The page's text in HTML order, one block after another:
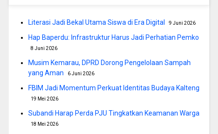
Literasi Jadi Bekal Utama Siswa di Era Digital 9 Juni 2026
Hap Baperdu: Infrastruktur Harus Jadi Perhatian Pemko
8 Juni 2026
Musim Kemarau, DPRD Dorong Pengelolaan Sampah
yang Aman
6 Juni 2026
FBIM Jadi Momentum Perkuat Identitas Budaya Kalteng
19 Mei 2026
Subandi Harap Perda PJU Tingkatkan Keamanan Warga
18 Mei 2026